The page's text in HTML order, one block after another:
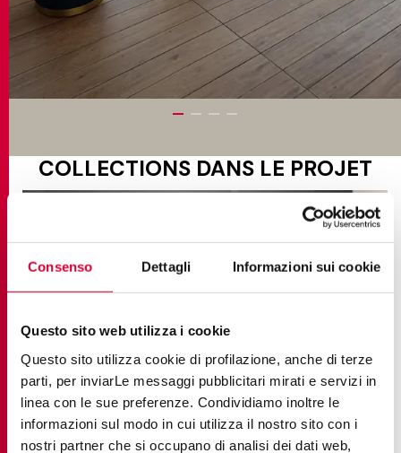
Consenso Dettagli Informazioni sui cookie
Questo sito web utilizza i cookie
Questo sito utilizza cookie di profilazione, anche di terze
parti, per inviarLe messaggi pubblicitari mirati e servizi in
linea con le sue preferenze. Condividiamo inoltre le
informazioni sul modo in cui utilizza il nostro sito con i
nostri partner che si occupano di analisi dei dati web,
COLLECTIONS DANS LE PROJET